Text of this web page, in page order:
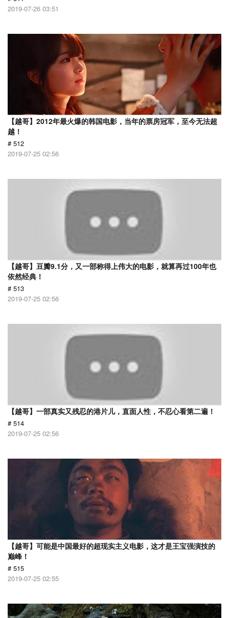
2019-07-26 03:51
【越哥】2012年最火爆的韩国电影，当年的票房冠军，至今无法超
越！
# 512
2019-07-25 02:56
【越哥】豆瓣9.1分，又一部称得上伟大的电影，就算再过100年也
依然经典！
# 513
2019-07-25 02:56
【越哥】一部真实又残忍的港片儿，直面人性，不忍心看第二遍！
# 514
2019-07-25 02:56
【越哥】可能是中国最好的超现实主义电影，这才是王宝强演技的
巅峰！
# 515
2019-07-25 02:55